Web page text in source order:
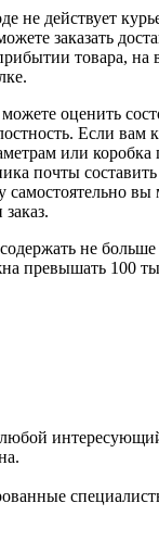
не действует
заказать
товара, на
оценить
Если вам
или
почты
самостоятельно вы
не
превышать 100